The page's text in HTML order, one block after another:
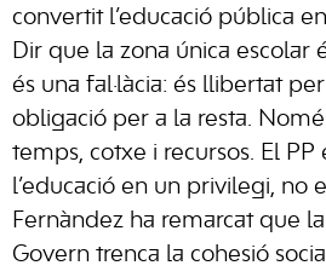
convertit l’educació pública
Dir que la zona única escolar
és una fal·làcia: és llibertat
obligació per a la resta.
temps, cotxe i recursos. El PP
l’educació en un privilegi, no
Fernàndez ha remarcat que
Govern trenca la cohesió